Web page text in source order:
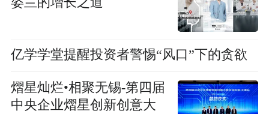
亿学学堂提醒投资者警惕“风口”下的贪欲
熠星灿烂•相聚无锡-第四届
中央企业熠星创新创意大